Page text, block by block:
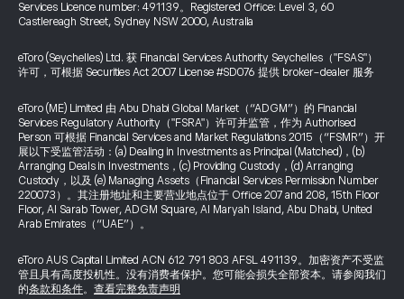
Services Licence number: 491139。Registered Office: Level 3, 60
Castlereagh Street, Sydney NSW 2000, Australia
eToro (Seychelles) Ltd. 获 Financial Services Authority Seychelles（"FSAS"）
许可，可根据 Securities Act 2007 License #SD076 提供 broker-dealer 服务
eToro (ME) Limited 由 Abu Dhabi Global Market（“ADGM”）的 Financial
Services Regulatory Authority（"FSRA"）许可并监管，作为 Authorised
Person 可根据 Financial Services and Market Regulations 2015（“FSMR”）开
展以下受监管活动：(a) Dealing in Investments as Principal (Matched)，(b)
Arranging Deals in Investments，(c) Providing Custody，(d) Arranging
Custody，以及 (e) Managing Assets（Financial Services Permission Number
220073）。其注册地址和主要营业地点位于 Office 207 and 208, 15th Floor
Floor, Al Sarab Tower, ADGM Square, Al Maryah Island, Abu Dhabi, United
Arab Emirates（“UAE”）。
eToro AUS Capital Limited ACN 612 791 803 AFSL 491139。加密资产不受监
管且具有高度投机性。没有消费者保护。您可能会损失全部资本。请参阅我们
的条款和条件。 查看完整免责声明